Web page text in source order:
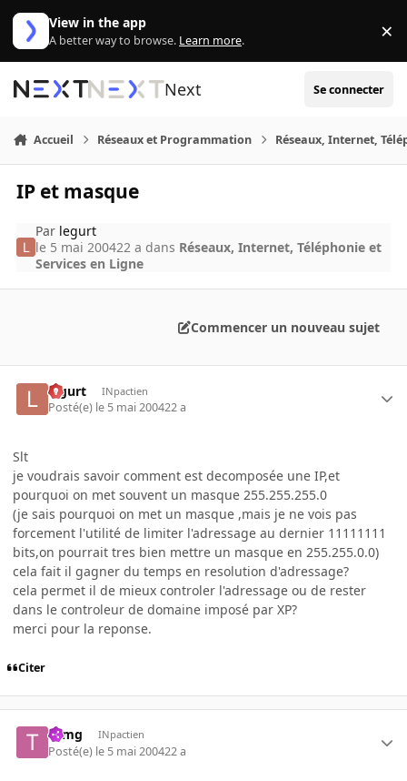
Aller au contenu
View in the app
A better way to browse. Learn more. ×
Next Se connecter
Accueil Réseaux et Programmation Réseaux, Internet,
IP et masque
Par legurt
le 5 mai 200422 a dans Réseaux, Internet, Téléphonie et
Services en Ligne
Commencer un nouveau sujet
legurt INpactien
Posté(e) le 5 mai 200422 a
Slt
je voudrais savoir comment est decomposée une IP,et
pourquoi on met souvent un masque 255.255.255.0
(je sais pourquoi on met un masque ,mais je ne vois pas
forcement l'utilité de limiter l'adressage au dernier 11111111
bits,on pourrait tres bien mettre un masque en 255.255.0.0)
cela fait il gagner du temps en resolution d'adressage?
cela permet il de mieux controler l'adressage ou de rester
dans le controleur de domaine imposé par XP?
merci pour la reponse.
Citer
tomg INpactien
Posté(e) le 5 mai 200422 a